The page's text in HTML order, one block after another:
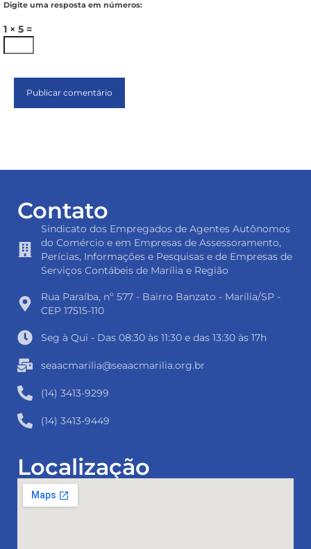
Digite uma resposta em números:
1 × 5 =
Contato
Sindicato dos Empregados de Agentes Autônomos
do Comércio e em Empresas de Assessoramento,
Perícias, Informações e Pesquisas e de Empresas de
Serviços Contábeis de Marília e Região
Rua Paraíba, nº 577 - Bairro Banzato - Marília/SP -
CEP 17515-110
Seg à Qui - Das 08:30 às 11:30 e das 13:30 às 17h
seaacmarilia@seaacmarilia.org.br
(14) 3413-9299
(14) 3413-9449
Localização